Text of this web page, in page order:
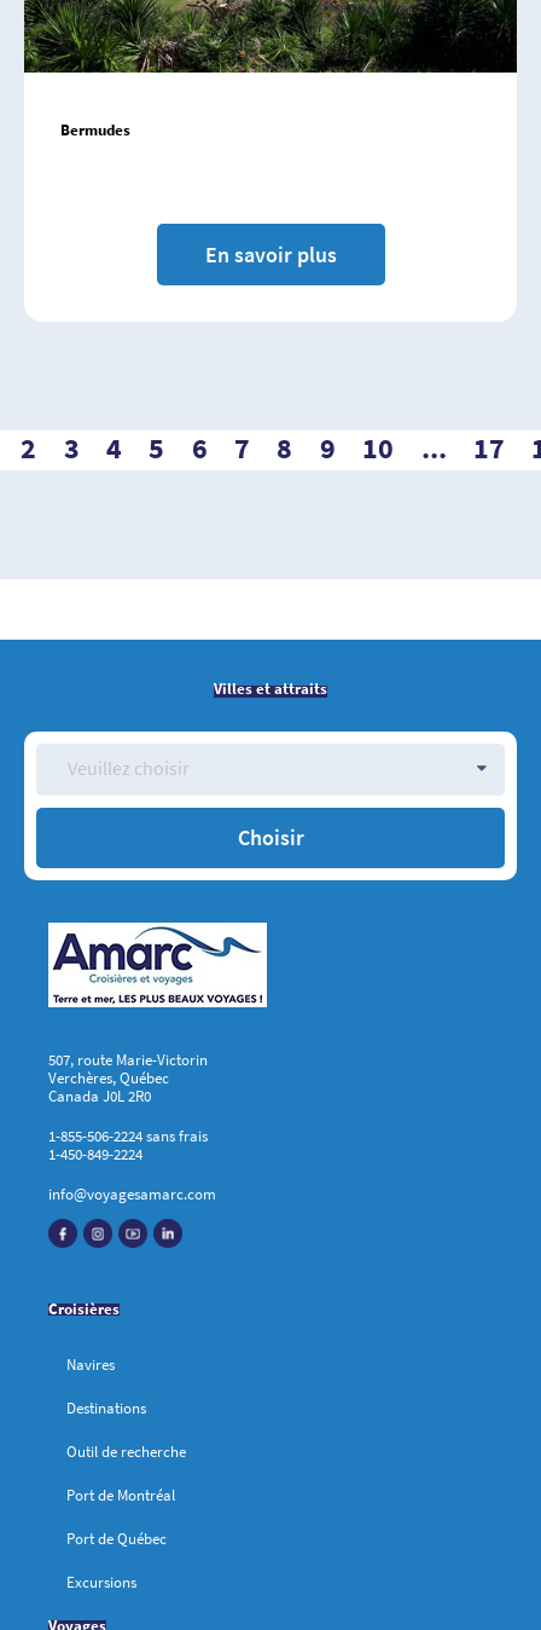
Bermudes
En savoir plus
2 3 4 5 6 7 8 9 10 ... 17
Villes et attraits
Veuillez choisir
507, route Marie-Victorin
Verchères, Québec
Canada J0L 2R0
1-855-506-2224 sans frais
1-450-849-2224
info@voyagesamarc.com
Croisières
Navires
Destinations
Outil de recherche
Port de Montréal
Port de Québec
Excursions
Voyages